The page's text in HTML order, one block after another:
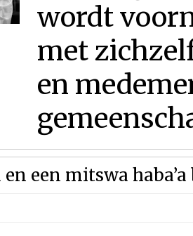
wordt
met
en
een mitswa haba’a